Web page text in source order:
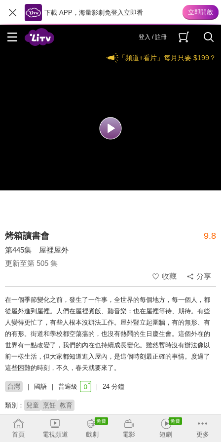
下載 APP，海量影劇免登入立即看
登入 / 註冊
「頻道+看片」每月只要 $199？
烤箱讀書會 9.8
第445集 屋裡屋外
更新至第 505 集
收藏
分享
在一個季節變化之前，發生了一件事，全世界的每個地方，每一個人，都
從屋外進到屋裡。人們在屋裡煮飯、聽音樂；也在屋裡等待、期待。有些
人變得更忙了，有些人根本沒辦法工作。屋外豎立起圍牆，有的無形、有
的有形。街道和學校都空蕩蕩的，也沒有熱鬧的生日慶生會。這個外在的
世界有一點改變了，我們的內在也持續成長變化。雖然暫時沒有辦法像以
前一樣生活，但大家都知道進入屋內，是這個時刻最正確的事情。度過了
這些困難的時刻，不久，春天就要來了。
台灣 國語 普遍級 24 分鐘
類別： 兒童 烹飪 教育
來賓： 石膏 書語 Lynn
首頁 電視頻道 戲劇 電影 短劇 更多